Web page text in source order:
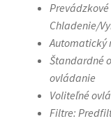
Chladenie/
Automatický
Štandardné
ovládanie
Voliteľné
Filtre: